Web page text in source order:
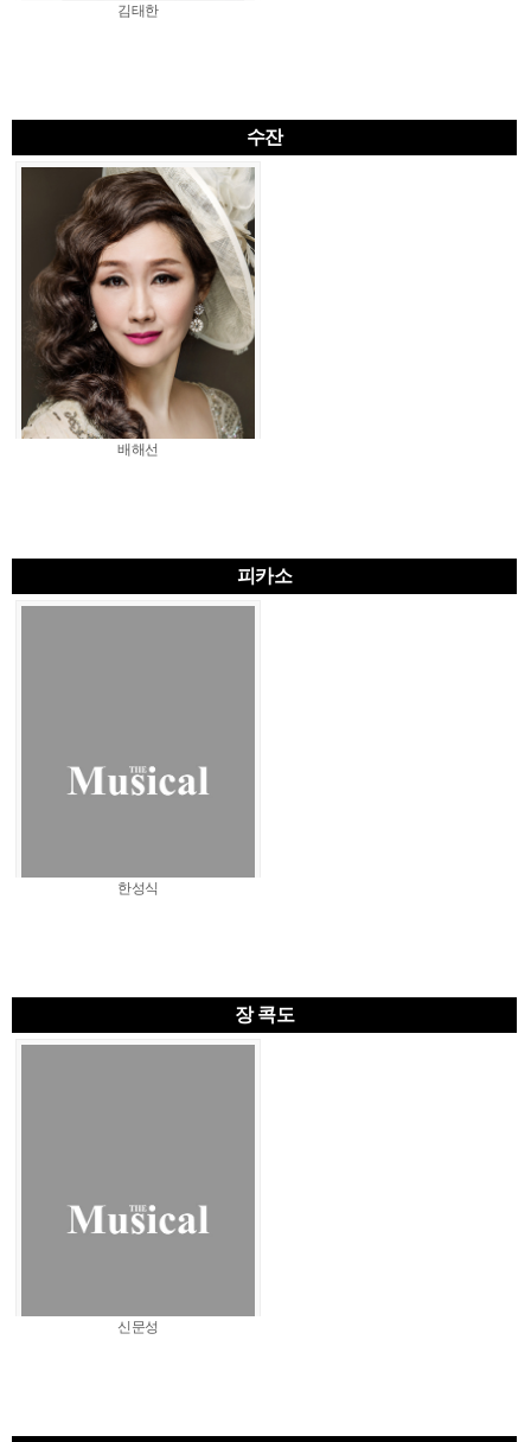
김태한
수잔
배해선
피카소
한성식
장 콕도
신문성